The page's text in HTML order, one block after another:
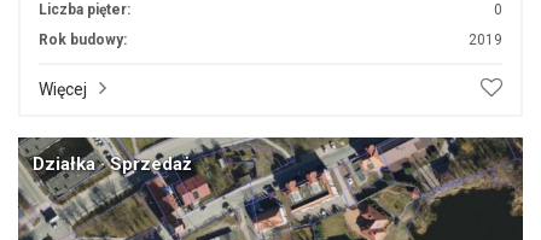
Liczba pięter:
0
Rok budowy:
2019
Więcej
Działka · Sprzedaż